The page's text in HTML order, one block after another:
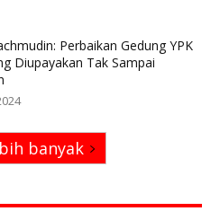
Perbaikan Gedung YPK
Diupayakan Tak Sampai
banyak